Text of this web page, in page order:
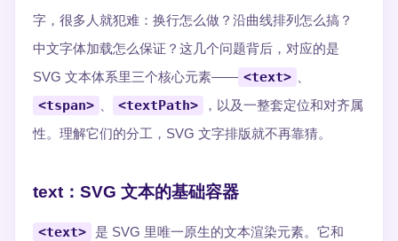
字，很多人就犯难：换行怎么做？沿曲线排列怎么搞？
中文字体加载怎么保证？这几个问题背后，对应的是
SVG 文本体系里三个核心元素—— <text>
<tspan> <textPath>
，以及一整套定位和对齐属
性。理解它们的分工，SVG 文字排版就不再靠猜。
text：SVG 文本的基础容器
<text>
是 SVG 里唯一原生的文本渲染元素。它和